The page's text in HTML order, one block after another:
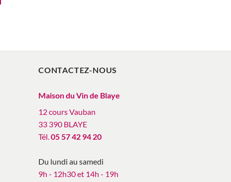
CONTACTEZ-NOUS
Maison du Vin de Blaye
12 cours Vauban
33 390 BLAYE
Tél. 05 57 42 94 20
Du lundi au samedi
9h - 12h30 et 14h - 19h